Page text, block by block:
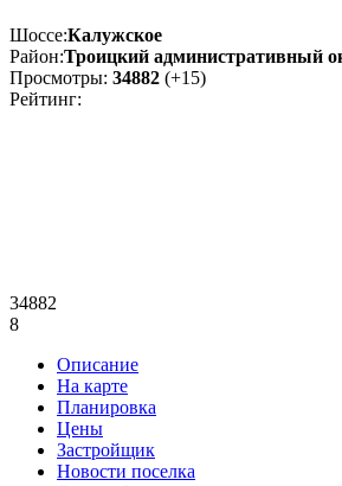
Шоссе:Калужское
Район:Троицкий административный
Просмотры: 34882 (+15)
Рейтинг:
34882
8
Описание
На карте
Планировка
Цены
Застройщик
Новости поселка